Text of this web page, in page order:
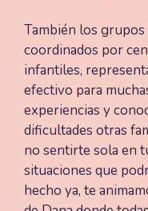
También los grupos
coordinados por
infantiles,
efectivo para
experiencias y
dificultades otras
no sentirte sola en
situaciones que
hecho ya, te